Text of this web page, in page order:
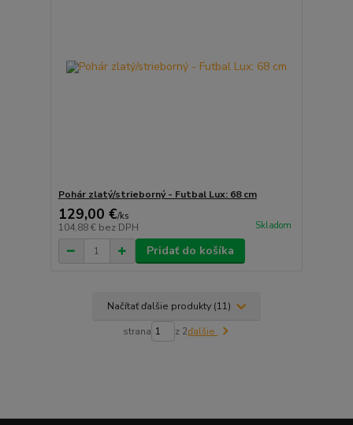
Pohár zlatý/strieborný - Futbal Lux: 68 cm
129,00 €/ks
104,88 € bez DPH Skladom
Pridať do košíka
Načítať ďalšie produkty (11)
strana z 2ďalšie